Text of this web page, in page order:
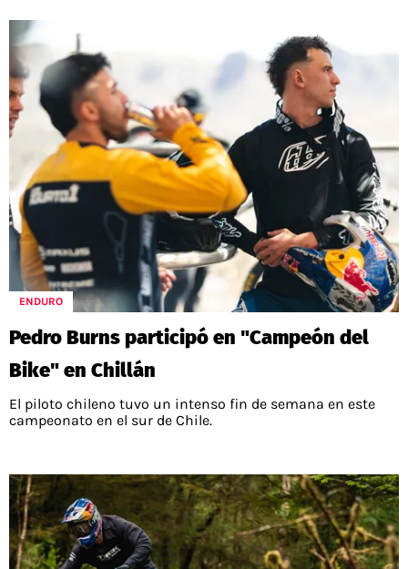
ENDURO
Pedro Burns participó en "Campeón del
Bike" en Chillán
El piloto chileno tuvo un intenso fin de semana en este
campeonato en el sur de Chile.